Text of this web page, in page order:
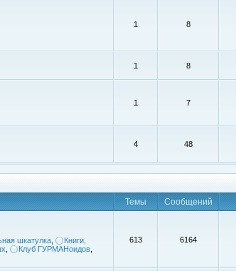
1 8
1 8
1 7
4 48
Темы Сообщений
шкатулка
Книги,
Клуб ГУРМАНоидов
613 6164